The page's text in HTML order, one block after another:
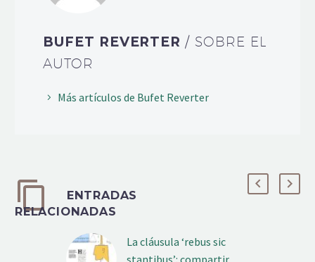
BUFET REVERTER / SOBRE EL
AUTOR
Más artículos de Bufet Reverter
ENTRADAS
RELACIONADAS
La cláusula ‘rebus sic
stantibus’: compartir